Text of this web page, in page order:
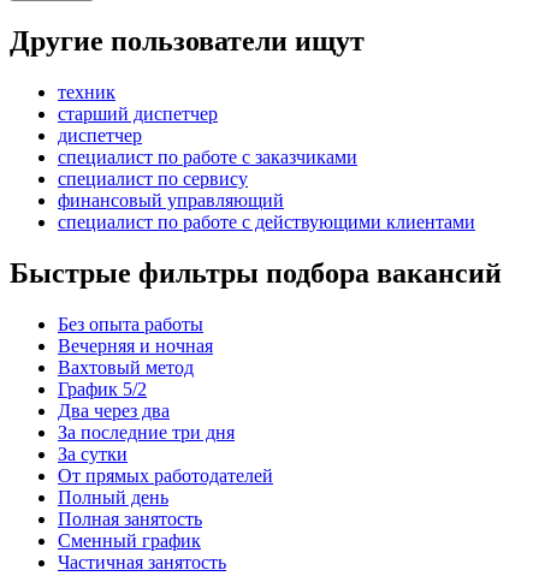
Другие пользователи ищут
техник
старший диспетчер
диспетчер
специалист по работе с заказчиками
специалист по сервису
финансовый управляющий
специалист по работе с действующими клиентами
Быстрые фильтры подбора вакансий
Без опыта работы
Вечерняя и ночная
Вахтовый метод
График 5/2
Два через два
За последние три дня
За сутки
От прямых работодателей
Полный день
Полная занятость
Сменный график
Частичная занятость